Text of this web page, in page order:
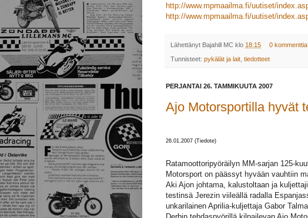
http://www.mpmaailma.fi/uutiset/
http://www.mpmaailma.fi/uutiset/
Lähettänyt Bajahill MC klo 18:15 0 kommenttia
Tunnisteet: pykälät ja lait tiedotteet
PERJANTAI 26. TAMMIKUUTA 2007
Ajo Motorsportilla hyvät
26.01.2007 (Tiedote)
Ratamoottoripyöräilyn MM-sarjan 125-
Motorsport on päässyt hyvään vauhtiin
Aki Ajon johtama, kalustoltaan ja
testinsä Jerezin viileällä radalla
unkarilainen Aprilia-kuljettaja Gabor